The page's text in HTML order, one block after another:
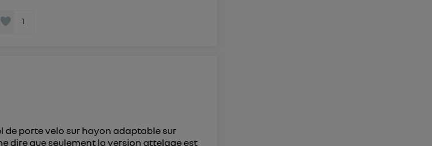
1
de porte velo sur hayon adaptable sur
dire que seulement la version attelage est